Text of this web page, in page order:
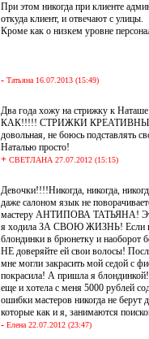
При этом никогда при клиенте
откуда клиент, и отвечают с улицы.
Кроме как о низкем уровне
- Татьяна 16.07.2013 (15:49)
Два года хожу на стрижку к
КАК!!!!! СТРИЖКИ
довольная, не боюсь подставлять
Наталью просто!
+ СВЕТЛАНА 27.07.2012 (15:15)
Девочки!!!!Никогда, никогда,
даже салоном язык не
мастеру АНТИПОВА ТАТЬЯНА!
я ходила ЗА СВОЮ ЖИЗНЬ! Если вы
блондинки в брюнетку и наоборот
НЕ доверяйте ей свои волосы!
мне могли закрасить мой седой с
покрасила! А пришла я
еще и хотела с меня 5000 рублей
ошибки мастеров никогда не
которые как и я, занимаются
- Елена 22.07.2012 (23:47)